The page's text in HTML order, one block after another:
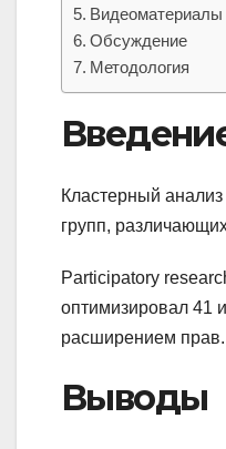
Видеоматериалы
Обсуждение
Методология
Кластерный
групп,
Participatory
оптимизировал 41
расширением прав.
Выводы